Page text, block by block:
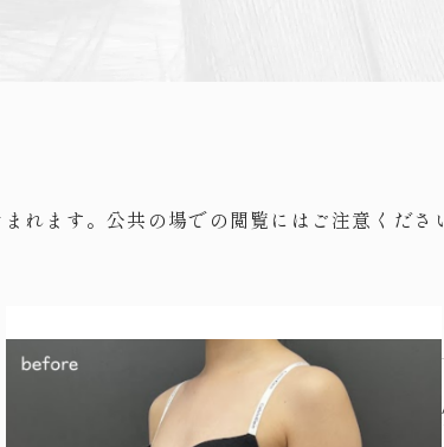
れます。公共の場での閲覧にはご注意くださ